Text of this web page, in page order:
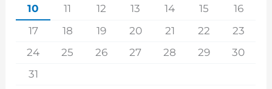
10
11 12 13 14 15
16
17
18 19 20 21 22
23
24
25 26 27 28 29
30
31